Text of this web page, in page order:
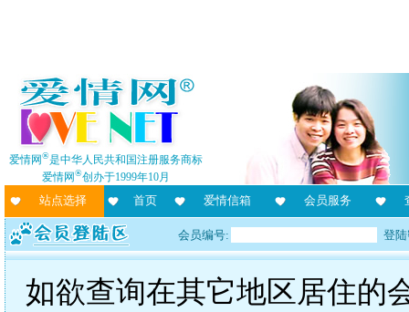
爱情网®是中华人民共和国注册服务商标
爱情网®创办于1999年10月
站点选择 首页 爱情信箱 会员服务
会员编号: 登
如欲查询在其它地区居住的